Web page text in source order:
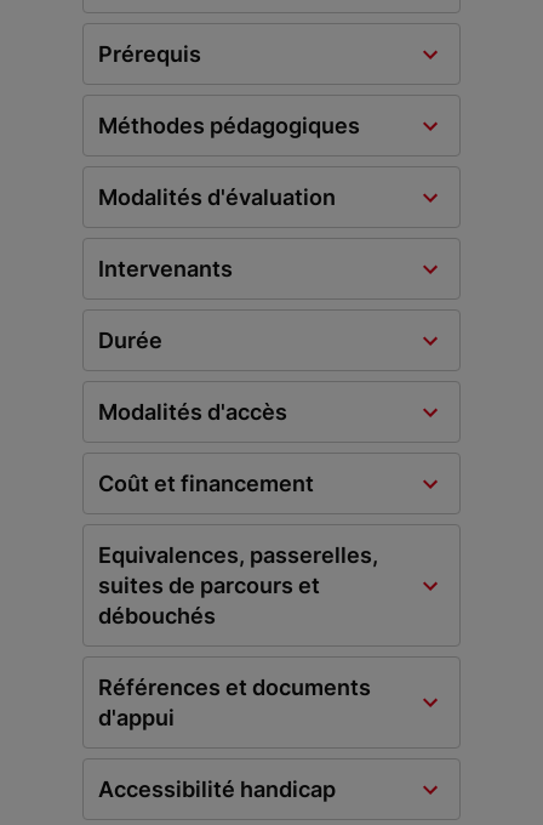
Prérequis
Méthodes pédagogiques
Modalités d'évaluation
Intervenants
Durée
Modalités d'accès
Coût et financement
Equivalences, passerelles,
suites de parcours et
débouchés
Références et documents
d'appui
Accessibilité handicap